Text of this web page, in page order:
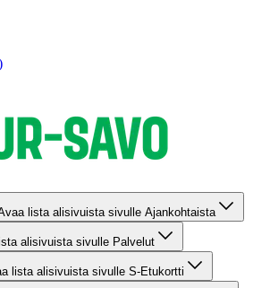
lista alisivuista sivulle Ajankohtaista
alisivuista sivulle Palvelut
lista alisivuista sivulle S-Etukortti